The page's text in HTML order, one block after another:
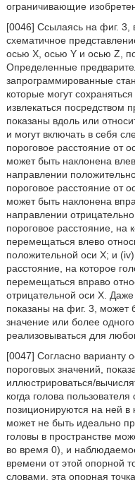
ограничивающие
[0046] Ссылаясь на фиг. 3,
схематичное
осью X, осью Y и осью Z,
Определенные
запрограммированные
которые могут
извлекаться посредством
показаны вдоль или
и могут включать в себя
пороговое расстояние от
может быть наклонена
направлении
пороговое расстояние от
может быть наклонена
направлении
пороговое расстояние, на
перемещаться влево
положительной оси X; и
расстояние, на которое
перемещаться вправо
отрицательной оси X.
показаны на фиг. 3, может
значение или более
реализовываться для
[0047] Согласно варианту
пороговых значений,
иллюстрироваться/
когда голова
позиционируются на ней
может не быть идеально
головы в пространстве
во время 0), и
времени от этой опорной
словами, эта опорная